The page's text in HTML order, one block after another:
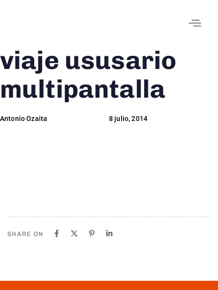
viaje ususario
multipantalla
Author
Antonio Ozaita
Published
on:
8 julio, 2014
Published
in:
SHARE ON